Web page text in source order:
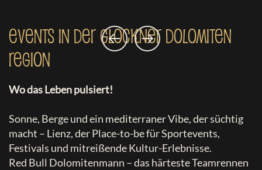
Events in der Glockner Dolomiten
Region
Wo das Leben pulsiert!
Sonne, Berge und ein mediterraner Vibe, der süchtig
macht – Lienz, der Place-to-be für Sportevents,
Festivals und mitreißende Kultur-Erlebnisse.
Red Bull Dolomitenmann – das härteste Teamrennen